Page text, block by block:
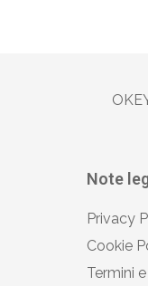
Note
Privacy
Cookie
Termini